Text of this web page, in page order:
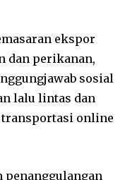
ekspor
dan perikanan,
sosial
lalu lintas dan
online
penanggulangan